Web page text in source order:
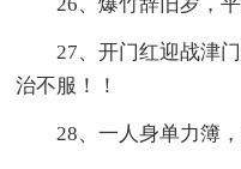
27、开门红迎战津
治不服！！
28、一人身单力簿